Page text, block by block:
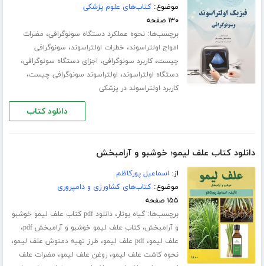
موضوع:کتاب‌های علوم پزشکی
۱۳۰ صفحه
برچسب‌ها:نحوه عملکرد دستگاه سونوگرافی، مضرات
امواج اولتراسوند، خطرات اولتراسوند، سونوگرافی
چیست،کاربرد سونوگرافی، اجزای دستگاه سونوگرافی،
دستگاه اولتراسوند، اولتراسوند سونوگرافی چیست،
کاربرد اولتراسوند در پزشکی
دانلود کتاب
دانلود کتاب علف لیمو؛ خوشبو و آرامبخش
از: اسماعیل پورکاظم
موضوع:کتاب‌های کشاورزی و دامپروری
۱۵۵ صفحه
برچسب‌ها:گیاه بوتار،
دانلود pdf کتاب علف لیمو خوشبو
و آرامبخش،کتاب علف لیمو خوشبو و آرامبخش pdf ،
علف لیمو،pdf علف لیمو ، طرز تهیه دمنوش علف لیمو،
نحوه کاشت علف لیمو،روغن علف لیمو، مضرات علف